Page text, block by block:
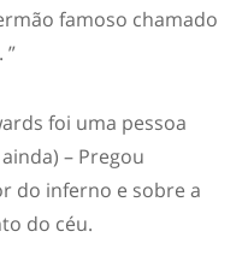
famoso chamado
”
foi uma pessoa
– Pregou
do inferno e sobre a
do céu.